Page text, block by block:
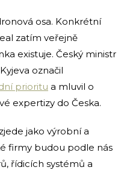
osa. Konkrétní
zatím veřejně
existuje. Český ministr
označil
prioritu a mluvil o
expertizy do Česka.
jako výrobní a
firmy budou podle nás
řídicích systémů a